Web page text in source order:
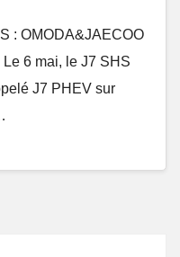
: OMODA&JAECOO
6 mai, le J7 SHS
J7 PHEV sur